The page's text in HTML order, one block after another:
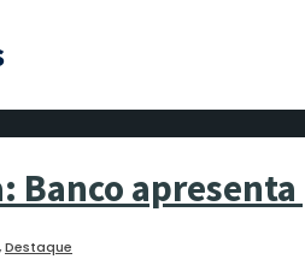
Banco
,Destaque